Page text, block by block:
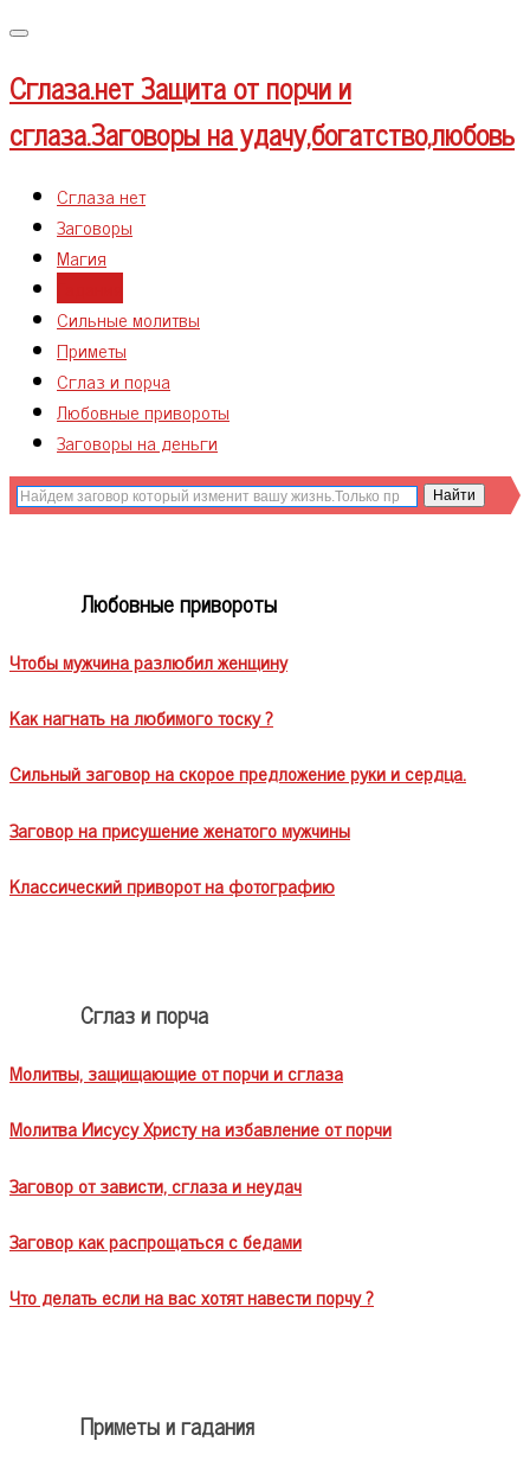
Меню
Сглаза.нетЗащита от порчи и
сглаза.Заговоры на удачу,богатство,любовь
Сглаза нет
Заговоры
Магия
Сильные молитвы
Приметы
Сглаз и порча
Любовные привороты
Заговоры на деньги
Любовные привороты
Чтобы мужчина разлюбил женщину
Как нагнать на любимого тоску ?
Сильный заговор на скорое предложение руки и сердца.
Заговор на присушение женатого мужчины
Классический приворот на фотографию
Сглаз и порча
Молитвы, защищающие от порчи и сглаза
Молитва Иисусу Христу на избавление от порчи
Заговор от зависти, сглаза и неудач
Заговор как распрощаться с бедами
Что делать если на вас хотят навести порчу ?
Приметы и гадания